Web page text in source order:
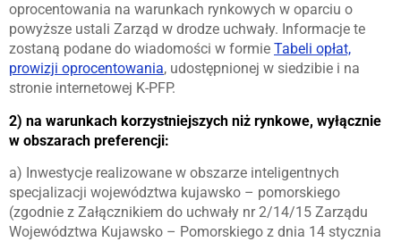
oprocentowania na warunkach rynkowych w oparciu o
powyższe ustali Zarząd w drodze uchwały. Informacje te
zostaną podane do wiadomości w formie Tabeli opłat,
prowizji oprocentowania, udostępnionej w siedzibie i na
stronie internetowej K-PFP.
2) na warunkach korzystniejszych niż rynkowe, wyłącznie
w obszarach preferencji:
a) Inwestycje realizowane w obszarze inteligentnych
specjalizacji województwa kujawsko – pomorskiego
(zgodnie z Załącznikiem do uchwały nr 2/14/15 Zarządu
Województwa Kujawsko – Pomorskiego z dnia 14 stycznia